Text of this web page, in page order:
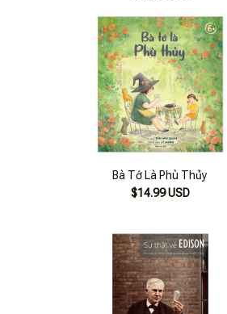
Bà Tớ Là Phù Thủy
$14.99 USD